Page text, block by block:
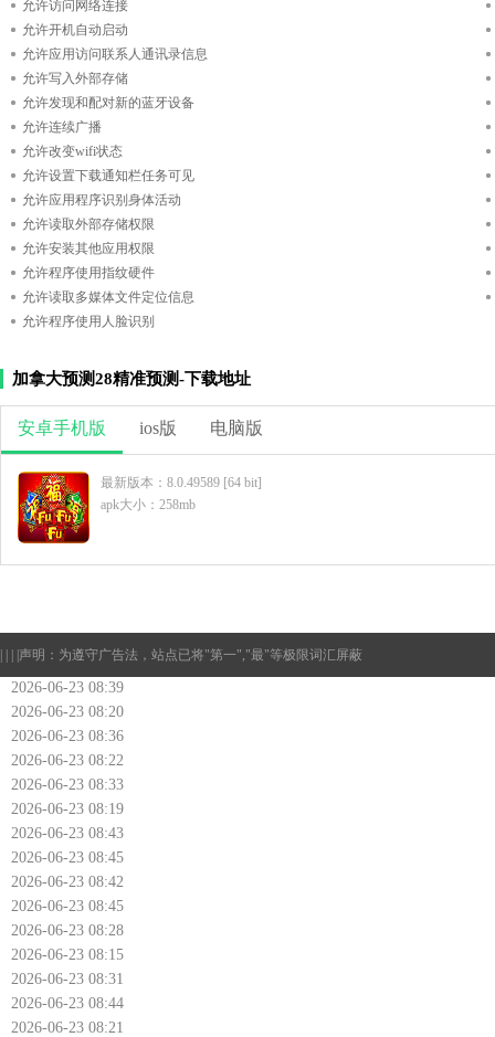
允许访问网络连接
允许开机自动启动
允许应用访问联系人通讯录信息
允许写入外部存储
允许发现和配对新的蓝牙设备
允许连续广播
允许改变wifi状态
允许设置下载通知栏任务可见
允许应用程序识别身体活动
允许读取外部存储权限
允许安装其他应用权限
允许程序使用指纹硬件
允许读取多媒体文件定位信息
允许程序使用人脸识别
加拿大预测28精准预测-下载地址
安卓手机版 ios版 电脑版
最新版本：8.0.49589 [64 bit]
apk大小：258mb
声明：为遵守广告法，站点已将"第一","最"等极限词汇屏蔽
2026-06-23 08:39
2026-06-23 08:20
2026-06-23 08:36
2026-06-23 08:22
2026-06-23 08:33
2026-06-23 08:19
2026-06-23 08:43
2026-06-23 08:45
2026-06-23 08:42
2026-06-23 08:45
2026-06-23 08:28
2026-06-23 08:15
2026-06-23 08:31
2026-06-23 08:44
2026-06-23 08:21